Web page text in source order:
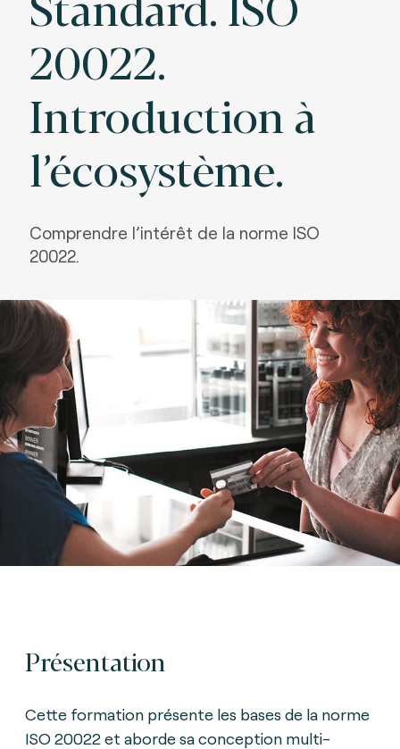
20022.
Introduction à
l’écosystème.
Comprendre l’intérêt de la norme ISO
20022.
Présentation
Cette formation présente les bases de la norme
ISO 20022 et aborde sa conception multi-